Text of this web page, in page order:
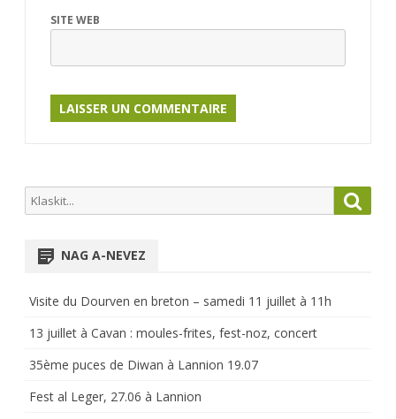
SITE WEB
Search
for:
NAG A-NEVEZ
Visite du Dourven en breton – samedi 11 juillet à 11h
13 juillet à Cavan : moules-frites, fest-noz, concert
35ème puces de Diwan à Lannion 19.07
Fest al Leger, 27.06 à Lannion